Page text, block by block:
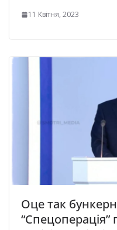
11 Квітня, 2023
Оце так
“Спецоперація”